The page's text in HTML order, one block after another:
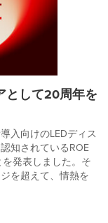
として20周年を
入向けのLEDディス
知されているROE
発表しました。そ
を超えて、情熱を